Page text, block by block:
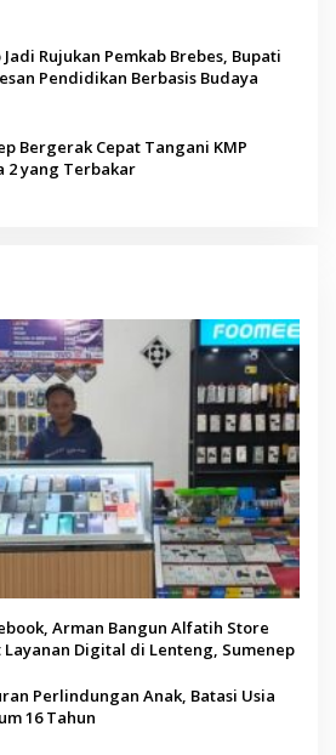
Rujukan Pemkab Brebes, Bupati
Pendidikan Berbasis Budaya
Bergerak Cepat Tangani KMP
2 yang Terbakar
Arman Bangun Alfatih Store
Layanan Digital di Lenteng, Sumenep
Perlindungan Anak, Batasi Usia
16 Tahun